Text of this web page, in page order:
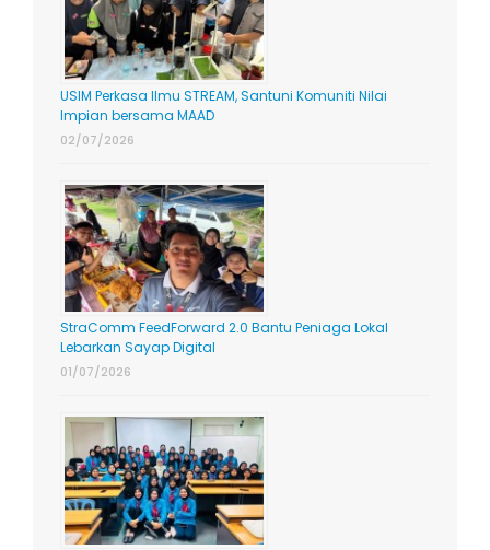
USIM Perkasa Ilmu STREAM, Santuni Komuniti Nilai
Impian bersama MAAD
02/07/2026
StraComm FeedForward 2.0 Bantu Peniaga Lokal
Lebarkan Sayap Digital
01/07/2026